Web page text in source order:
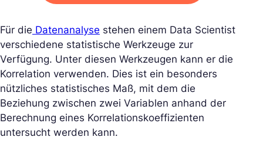
Für die Datenanalyse stehen einem Data Scientist
verschiedene statistische Werkzeuge zur
Verfügung. Unter diesen Werkzeugen kann er die
Korrelation verwenden. Dies ist ein besonders
nützliches statistisches Maß, mit dem die
Beziehung zwischen zwei Variablen anhand der
Berechnung eines Korrelationskoeffizienten
untersucht werden kann.